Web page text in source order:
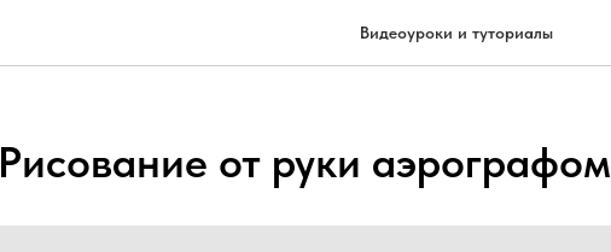
Видеоуроки и туториалы
Рисование от руки аэрографом